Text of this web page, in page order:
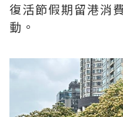
復活節假期留港消
動。